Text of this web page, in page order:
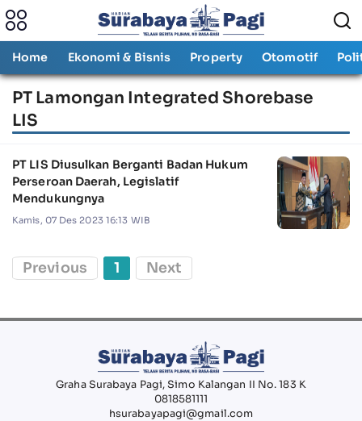
Home Ekonomi & Bisnis Property Otomotif
PT Lamongan Integrated Shorebase
LIS
PT LIS Diusulkan Berganti Badan Hukum
Perseroan Daerah, Legislatif
Mendukungnya
Kamis, 07 Des 2023 16:13 WIB
Previous 1 Next
Graha Surabaya Pagi, Simo Kalangan II No. 183 K
0818581111
hsurabayapagi@gmail.com